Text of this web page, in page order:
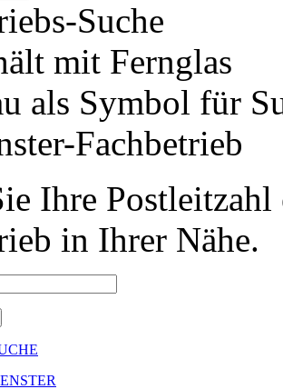
Suche
Ihre
in Ihrer Nähe.